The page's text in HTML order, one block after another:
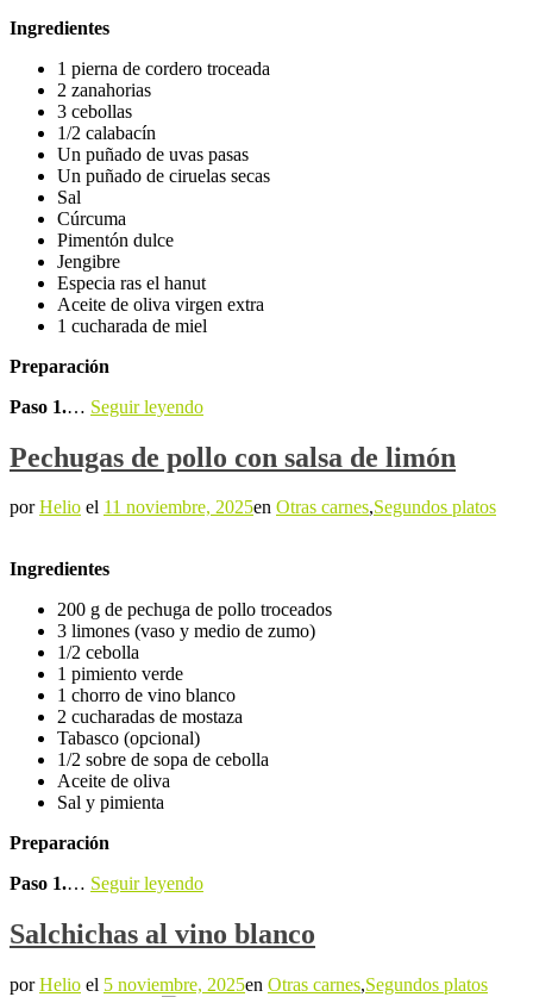
Ingredientes
1 pierna de cordero troceada
2 zanahorias
3 cebollas
1/2 calabacín
Un puñado de uvas pasas
Un puñado de ciruelas secas
Sal
Cúrcuma
Pimentón dulce
Jengibre
Especia ras el hanut
Aceite de oliva virgen extra
1 cucharada de miel
Preparación
Paso 1.… Seguir leyendo
Pechugas de pollo con salsa de limón
porHelio el 11 noviembre, 2025en Otras carnes,Segundos platos
Ingredientes
200 g de pechuga de pollo troceados
3 limones (vaso y medio de zumo)
1/2 cebolla
1 pimiento verde
1 chorro de vino blanco
2 cucharadas de mostaza
Tabasco (opcional)
1/2 sobre de sopa de cebolla
Aceite de oliva
Sal y pimienta
Preparación
Paso 1.… Seguir leyendo
Salchichas al vino blanco
porHelio el 5 noviembre, 2025en Otras carnes,Segundos platos